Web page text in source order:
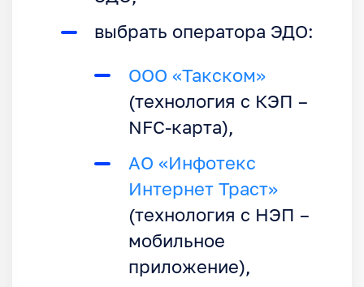
выбрать оператора ЭДО:
ООО «Такском»
(технология с КЭП –
NFC-карта),
АО «Инфотекс
Интернет Траст»
(технология с НЭП –
мобильное
приложение),